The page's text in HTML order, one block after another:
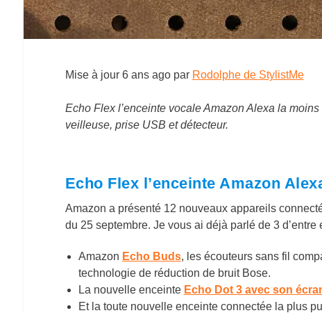
Mise à jour 6 ans agopar Rodolphe de StylistMe
Echo Flex l’enceinte vocale Amazon Alexa la
veilleuse, prise USB et détecteur.
Echo Flex l’enceinte Amazon
Amazon a présenté 12 nouveaux appareils
du 25 septembre. Je vous ai déjà parlé de 3 d’entre
Amazon Echo Buds, les écouteurs sans fil
technologie de réduction de bruit Bose.
La nouvelle enceinte Echo Dot 3 avec son
Et la toute nouvelle enceinte connectée la plus